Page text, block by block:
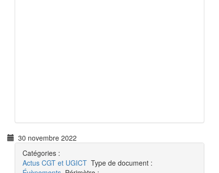
30 novembre 2022
Catégories :
Actus CGT et UGICT Type de document :